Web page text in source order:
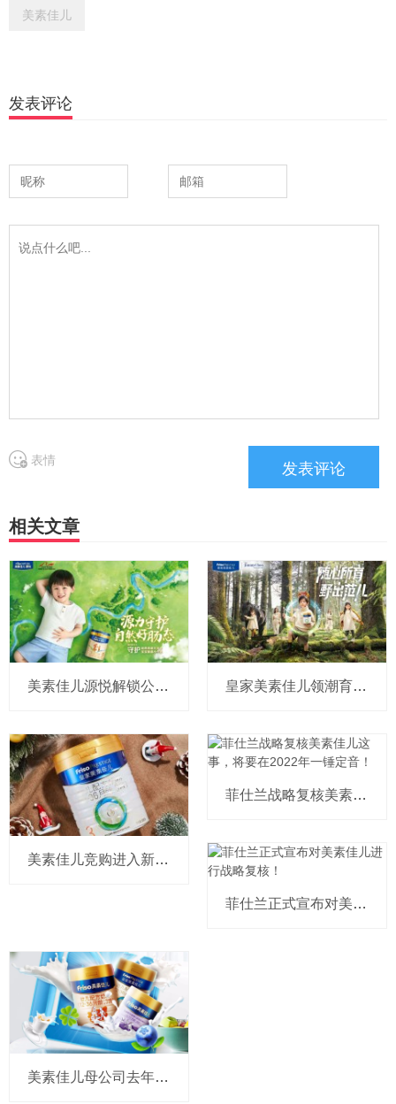
美素佳儿
发表评论
表情
相关文章
美素佳儿源悦解锁公益营销新范本，携手保护黄河行动首战告捷 皇家美素佳儿领潮育儿观，与Z世代父母和孩子一起“随心所育”
美素佳儿竞购进入新一轮！国内这些能打的奶粉商据说都来“捧了个场”
菲仕兰战略复核美素佳儿这事，将要在2022年一锤定音！
菲仕兰正式宣布对美素佳儿进行战略复核！
美素佳儿母公司去年收入近900亿！全球CEO点赞中国市场